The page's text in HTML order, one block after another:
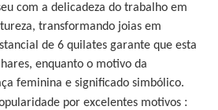
com a delicadeza do trabalho em
transformando joias em
de 6 quilates garante que esta
enquanto o motivo da
feminina e significado simbólico.
por excelentes motivos :